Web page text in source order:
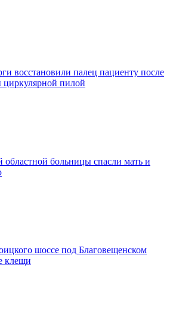
восстановили палец пациенту после
циркулярной пилой
больницы спасли мать и
шоссе под Благовещенском
клещи